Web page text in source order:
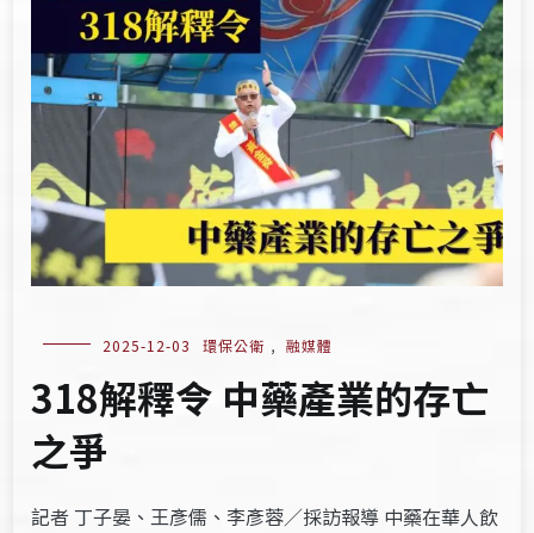
2025-12-03 環保公衛 , 融媒體
318解釋令 中藥產業的存亡
之爭
記者 丁子晏、王彥儒、李彥蓉／採訪報導 中藥在華人飲